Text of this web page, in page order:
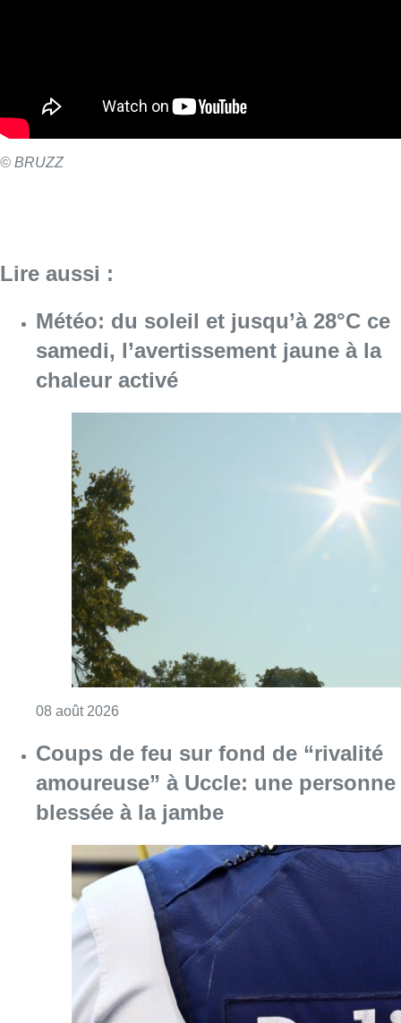
samedi, l’avertissement jaune à la
chaleur activé
08 août 2026Consulter l'article "Météo: du soleil et
Coups de feu sur fond de “rivalité
amoureuse” à Uccle: une personne
blessée à la jambe
08 août 2026 Consulter l'article "Coups de feu sur fond
Pizza Nizar: un coup de pub
inattendu grâce à l’IA